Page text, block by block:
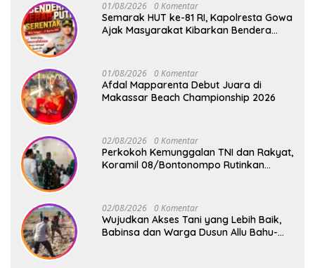
01/08/2026 0 Komentar
Semarak HUT ke-81 RI, Kapolresta Gowa
Ajak Masyarakat Kibarkan Bendera
01/08/2026 0 Komentar
Afdal Mapparenta Debut Juara di
Makassar Beach Championship 2026
02/08/2026 0 Komentar
Perkokoh Kemunggalan TNI dan Rakyat,
Koramil 08/Bontonompo Rutinkan
02/08/2026 0 Komentar
Wujudkan Akses Tani yang Lebih Baik,
Babinsa dan Warga Dusun Allu Bahu-